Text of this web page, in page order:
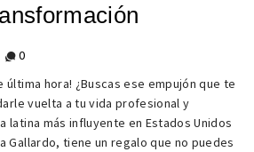
0
última hora! ¿Buscas ese empujón que te
vuelta a tu vida profesional y
latina más influyente en Estados Unidos
Gallardo, tiene un regalo que no puedes